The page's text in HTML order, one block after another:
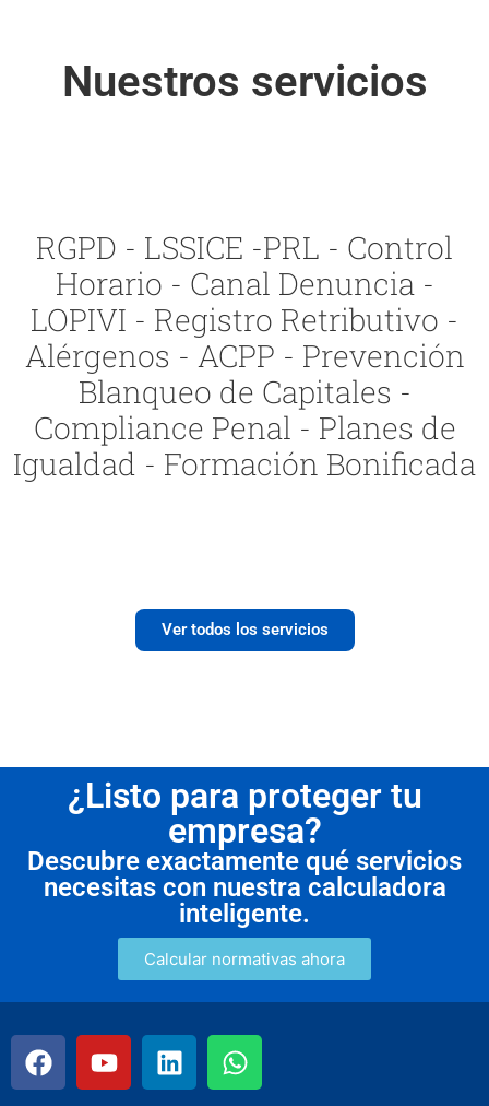
Nuestros servicios
RGPD - LSSICE -PRL - Control
Horario - Canal Denuncia -
LOPIVI - Registro Retributivo -
Alérgenos - ACPP - Prevención
Blanqueo de Capitales -
Compliance Penal - Planes de
Igualdad - Formación Bonificada
Ver todos los servicios
¿Listo para proteger tu
empresa?
Descubre exactamente qué servicios
necesitas con nuestra calculadora
inteligente.
Calcular normativas ahora